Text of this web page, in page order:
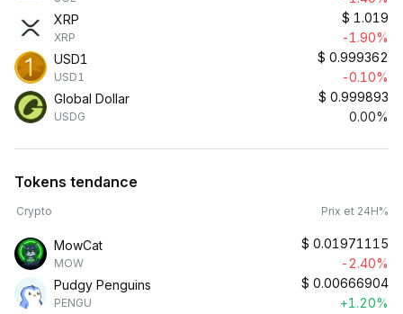
XRP
XRP
$ 1.019
-1.90%
USD1
USD1
$ 0.999362
-0.10%
Global Dollar
USDG
$ 0.999893
0.00%
Tokens tendance
Crypto Prix et 24H%
MowCat
MOW
$ 0.01971115
-2.40%
Pudgy Penguins
PENGU
$ 0.00666904
+1.20%